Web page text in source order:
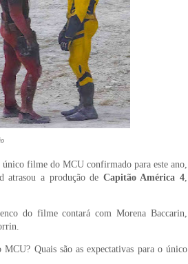
filme do MCU confirmado para este ano,
atrasou a produção de Capitão América 4,
do filme contará com Morena Baccarin,
Quais são as expectativas para o único